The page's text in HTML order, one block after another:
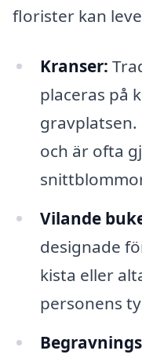
florister kan
Kranser:
placeras på
gravplatsen.
och är ofta
Vilande
designade
kista eller
personens